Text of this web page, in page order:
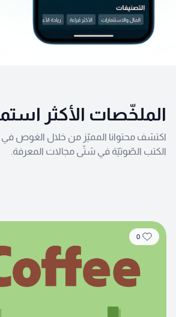
الملخّصات الأكثر
اكتشف محتوانا المميّز من خلال الغوص
الكتب الصّوتيّة في شتّى مجالات المعرفة.
0